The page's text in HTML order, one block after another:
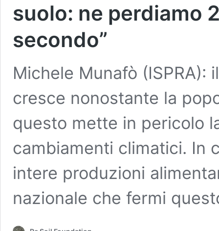
suolo: ne perdiamo
secondo”
Michele Munafò (ISPRA):
cresce nonostante la
questo mette in pericolo
cambiamenti climatici. In
intere produzioni
nazionale che fermi